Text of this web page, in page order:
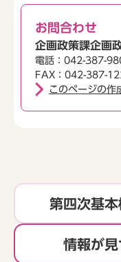
お問合わせ
企画政策課企画
電話：042-387-
FAX：042-387-
このページの作
第四次基
情報が